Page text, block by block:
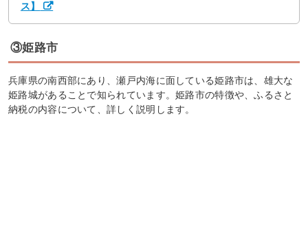
ス】
③姫路市
兵庫県の南西部にあり、瀬戸内海に面している姫路市は、雄大な
姫路城があることで知られています。姫路市の特徴や、ふるさと
納税の内容について、詳しく説明します。